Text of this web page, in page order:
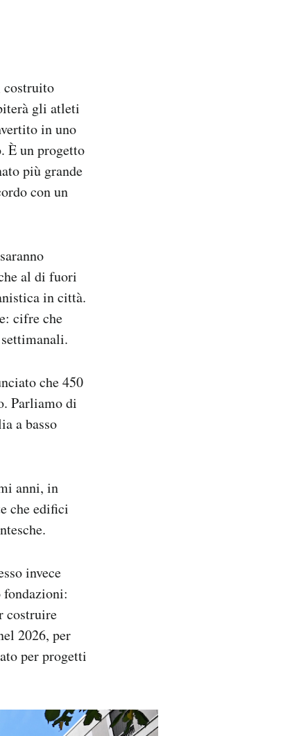
costruito
gli atleti
in uno
È un progetto
più grande
con un
al di fuori
in città.
cifre che
che 450
Parliamo di
a basso
anni, in
che edifici
invece
costruire
2026, per
per progetti